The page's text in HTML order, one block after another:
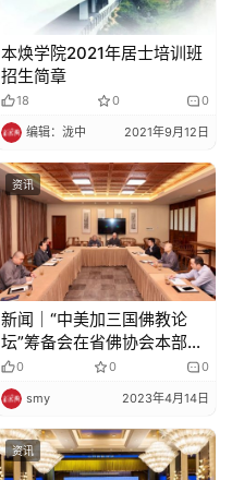
本焕学院2021年居士培训班
招生简章
18 0 0
编辑：泷中 2021年9月12日
资讯
新闻｜“中美加三国佛教论
坛”筹备会在省佛协会本部举
行0 0 0
smy 2023年4月14日
资讯